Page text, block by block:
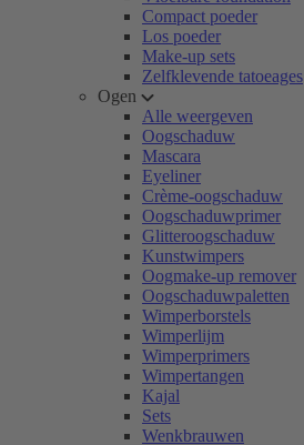
Compact poeder
Los poeder
Make-up sets
Zelfklevende tatoeages
Ogen
Alle weergeven
Oogschaduw
Mascara
Eyeliner
Crème-oogschaduw
Oogschaduwprimer
Glitteroogschaduw
Kunstwimpers
Oogmake-up remover
Oogschaduwpaletten
Wimperborstels
Wimperlijm
Wimperprimers
Wimpertangen
Kajal
Sets
Wenkbrauwen